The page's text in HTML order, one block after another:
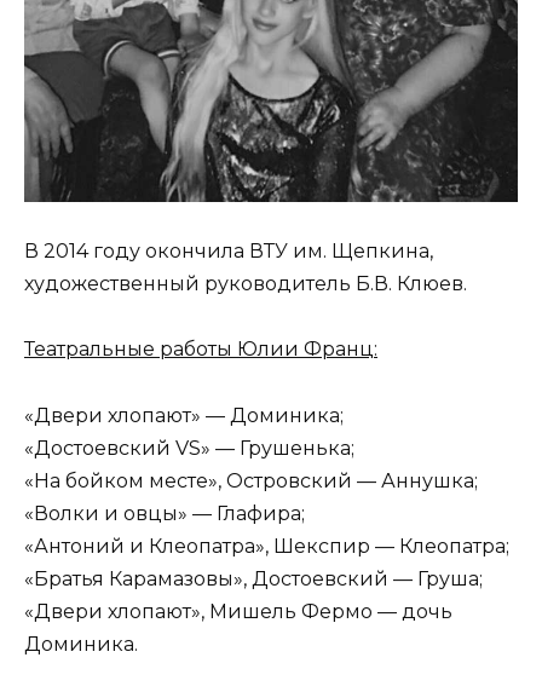
В 2014 году окончила ВТУ им. Щепкина,
художественный руководитель Б.В. Клюев.
Театральные работы Юлии Франц:
«Двери хлопают» — Доминика;
«Достоевский VS» — Грушенька;
«На бойком месте», Островский — Аннушка;
«Волки и овцы» — Глафира;
«Антоний и Клеопатра», Шекспир — Клеопатра;
«Братья Карамазовы», Достоевский — Груша;
«Двери хлопают», Мишель Фермо — дочь
Доминика.